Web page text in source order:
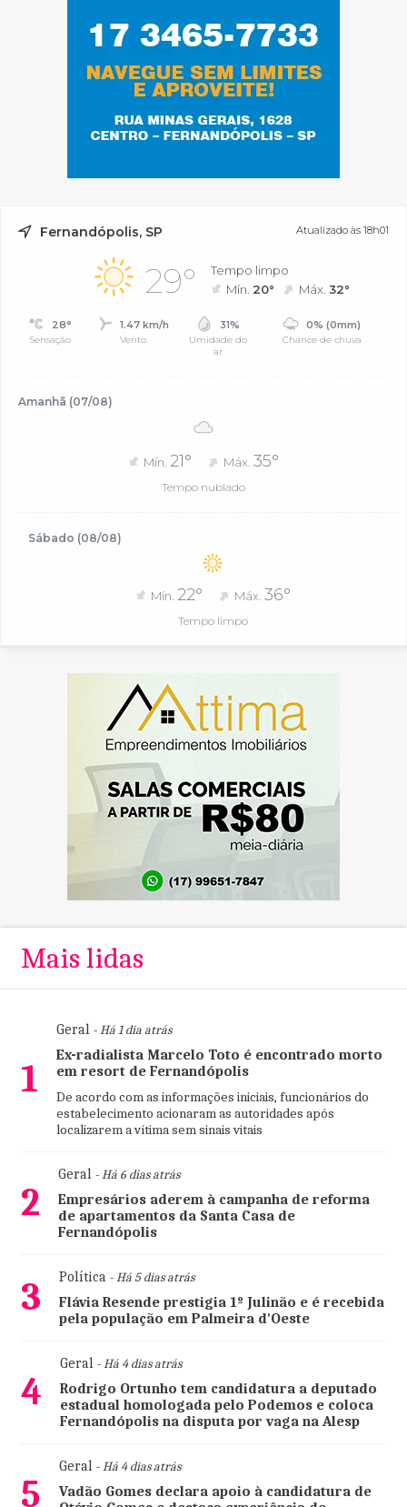
Fernandópolis, SP Atualizado às 18h01
29°
Tempo limpo
Mín. 20° Máx.32°
28°
Sensação
1.47 km/h
Vento
31%
Umidade do
ar
0% (0mm)
Chance de chuva
Amanhã (07/08)
Mín. 21° Máx. 35°
Tempo nublado
Sábado (08/08)
Mín. 22° Máx. 36°
Tempo limpo
Mais lidas
1
Geral- Há 1 dia atrás
Ex-radialista Marcelo Toto é encontrado morto
em resort de Fernandópolis
De acordo com as informações iniciais, funcionários do
estabelecimento acionaram as autoridades após
localizarem a vítima sem sinais vitais
2
Geral- Há 6 dias atrás
Empresários aderem à campanha de reforma
de apartamentos da Santa Casa de
Fernandópolis
3 Política- Há 5 dias atrás
Flávia Resende prestigia 1º Julinão e é recebida
pela população em Palmeira d'Oeste
4
Geral- Há 4 dias atrás
Rodrigo Ortunho tem candidatura a deputado
estadual homologada pelo Podemos e coloca
Fernandópolis na disputa por vaga na Alesp
5
Geral- Há 4 dias atrás
Vadão Gomes declara apoio à candidatura de